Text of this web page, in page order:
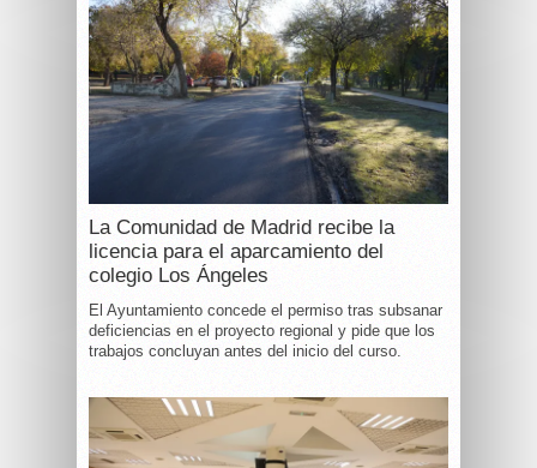
La Comunidad de Madrid recibe la
licencia para el aparcamiento del
colegio Los Ángeles
El Ayuntamiento concede el permiso tras subsanar
deficiencias en el proyecto regional y pide que los
trabajos concluyan antes del inicio del curso.